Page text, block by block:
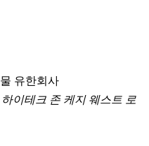
유한회사
이테크 존 케지 웨스트 로